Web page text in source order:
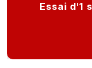
Essai d'1